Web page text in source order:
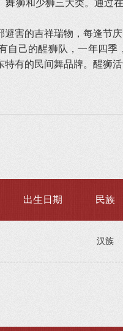
狮和少狮三大类。通过
的吉祥瑞物，每逢节庆
己的醒狮队，一年四季
有的民间舞品牌。醒狮
出生日期 民族
汉族